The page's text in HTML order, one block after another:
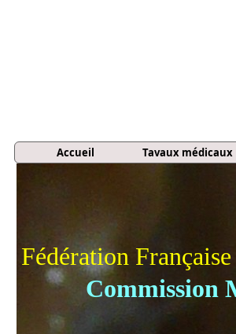
Accueil Tavaux médicaux
Fédération
Commission